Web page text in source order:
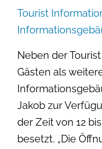
Tourist
Neben der
Gästen als
Jakob zur
der Zeit von 12
besetzt. „Die